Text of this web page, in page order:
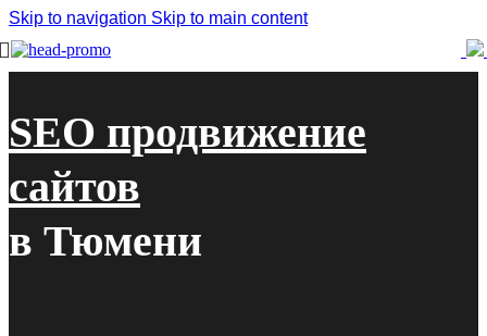
Skip to navigation Skip to main content
ГлавнаяxSEO-продвижение в Тюмени
SEO продвижение
сайтов
в Тюмени